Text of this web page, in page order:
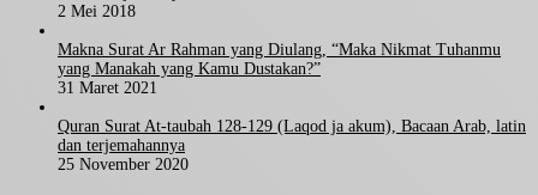
2 Mei 2018
Makna Surat Ar Rahman yang Diulang, “Maka Nikmat Tuhanmu
yang Manakah yang Kamu Dustakan?”
31 Maret 2021
Quran Surat At-taubah 128-129 (Laqod ja akum), Bacaan Arab, latin
dan terjemahannya
25 November 2020